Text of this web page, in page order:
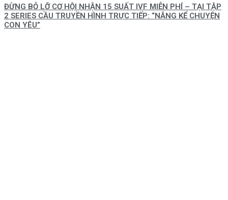
ĐỪNG BỎ LỠ CƠ HỘI NHẬN 15 SUẤT IVF MIỄN PHÍ – TẠI TẬP
2 SERIES CẦU TRUYỀN HÌNH TRỰC TIẾP: “NẮNG KỂ CHUYỆN
CON YÊU”